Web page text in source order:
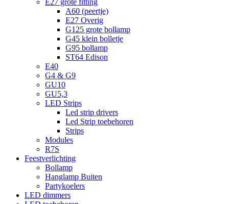
E27 grote fitting
A60 (peertje)
E27 Overig
G125 grote bollamp
G45 klein bolletje
G95 bollamp
ST64 Edison
E40
G4 & G9
GU10
GU5,3
LED Strips
Led strip drivers
Led Strip toebehoren
Strips
Modules
R7S
Feestverlichting
Bollamp
Hanglamp Buiten
Partykoelers
LED dimmers